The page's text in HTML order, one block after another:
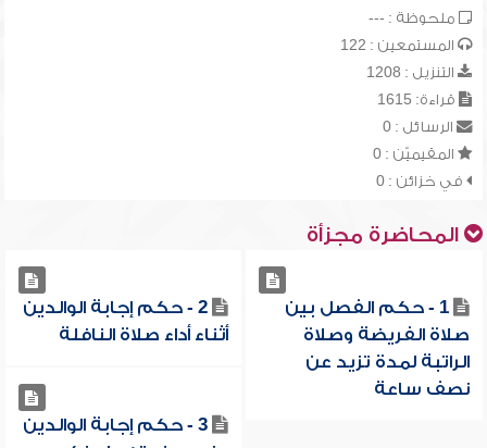
ملحوظة : ---
المستمعين : 122
التنزيل : 1208
قراءة: 1615
الرسائل : 0
المقيميّن : 0
في خزائن : 0
المحاضرة مجزأة
1 - حكم الفصل بين
صلاة الفريضة وصلاة
الراتبة لمدة تزيد عن
نصف ساعة
2 - حكم إجابة الوالدين
أثناء أداء صلاة النافلة
3 - حكم إجابة الوالدين